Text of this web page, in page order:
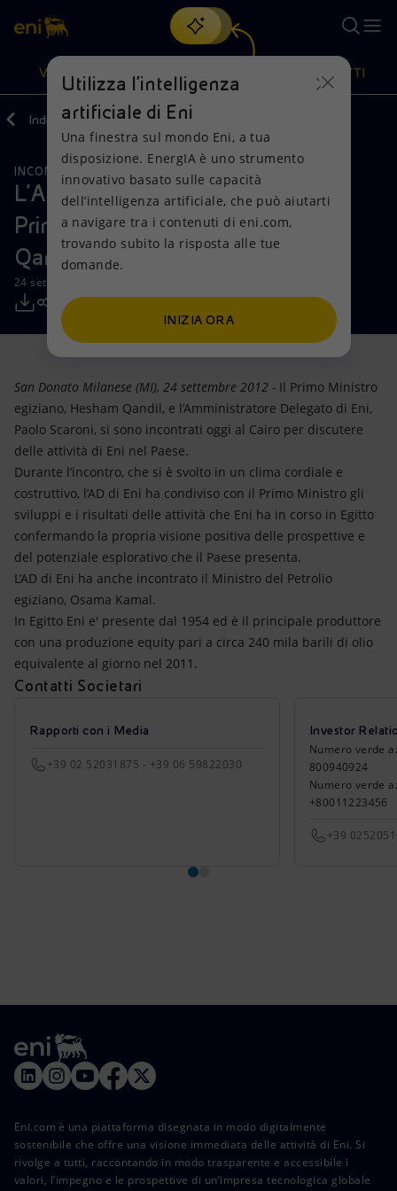
Cerca
scopri EnergIA, la nostra nuova soluzione di intelligenza
artificiale.
VISIONE
Visione
Mission e valori
Persone e Partnership
Net Zero
Modello satellitare
Energia accessibile
Innovazione
Scenari energetici
Azioni
Diversificazione energetica
Tecnologie per la transizione
Collaborazioni per l'innovazione
Attività nel mondo
PRODOTTI
Prodotti
Casa
Imprese
Mobilità
Indietro Media Comunicati Stampa
INCONTRI E ACCORDI
L'AD Eni Paolo Scaroni incontra il
Primo Ministro egiziano Hesham
Qandil
24 settembre 2012 - 18:55 CEST
San Donato Milanese (MI), 24 settembre 2012 - Il Primo Ministro
egiziano, Hesham Qandil, e l’Amministratore Delegato di Eni,
Paolo Scaroni, si sono incontrati oggi al Cairo per discutere
delle attività di Eni nel Paese.
Durante l’incontro, che si è svolto in un clima cordiale e
costruttivo, l’AD di Eni ha condiviso con il Primo Ministro gli
sviluppi e i risultati delle attività che Eni ha in corso in Egitto
confermando la propria visione positiva delle prospettive e
del potenziale esplorativo che il Paese presenta.
L’AD di Eni ha anche incontrato il Ministro del Petrolio
egiziano, Osama Kamal.
In Egitto Eni e' presente dal 1954 ed è il principale produttore
con una produzione equity pari a circa 240 mila barili di olio
equivalente al giorno nel 2011.
Contatti Societari
Rapporti con i Media
+39 02 52031875 - +39 06 59822030
Investor
Numero verde
800940924
Numero verde
+80011223456
+39
Eni.com è una piattaforma disegnata in modo digitalmente
sostenibile che offre una visione immediata delle attività di Eni. Si
rivolge a tutti, raccontando in modo trasparente e accessibile i
valori, l’impegno e le prospettive di un’impresa tecnologica globale
Utilizza l'intelligenza
artificiale di Eni
Una finestra sul mondo Eni, a tua
disposizione. EnergIA è uno strumento
innovativo basato sulle capacità
dell’intelligenza artificiale, che può aiutarti
a navigare tra i contenuti di eni.com,
trovando subito la risposta alle tue
domande.
INIZIA ORA